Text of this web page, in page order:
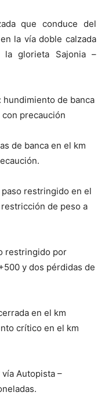
que conduce del
la vía doble calzada
glorieta Sajonia –
hundimiento de banca
precaución
de banca en el km
restringido en el
de peso a
restringido por
y dos pérdidas de
en el km
crítico en el km
vía Autopista –